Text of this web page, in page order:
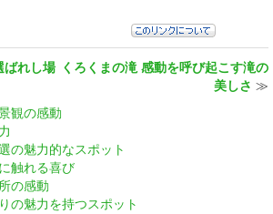
ばれし場 くろくまの滝 感動を呼び起こす滝の
美しさ ≫
観の感動
の魅力的なスポット
触れる喜び
の感動
の魅力を持つスポット